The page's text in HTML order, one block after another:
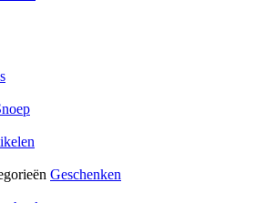
Geschenken